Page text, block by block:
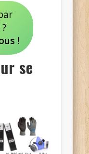
!
se